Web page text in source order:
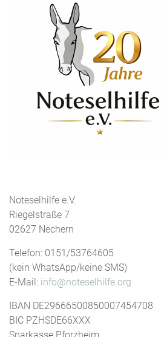
Noteselhilfe e.V.
Riegelstraße 7
02627 Nechern
Telefon: 0151/53764605
(kein WhatsApp/keine SMS)
E-Mail: info@noteselhilfe.org
IBAN DE29666500850007454708
BIC PZHSDE66XXX